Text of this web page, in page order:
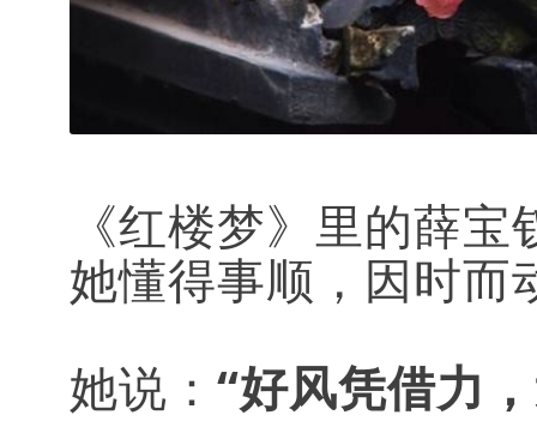
《红楼梦》里的薛
她懂得事顺，因时而
她说： “好风凭借力